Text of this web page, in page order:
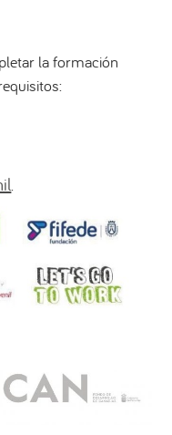
la formación
.